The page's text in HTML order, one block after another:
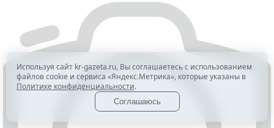
Используя сайт kr-gazeta.ru, Вы соглашаетесь с использованием
файлов cookie и сервиса «Яндекс.Метрика», которые указаны в
Политике конфиденциальности.
Соглашаюсь